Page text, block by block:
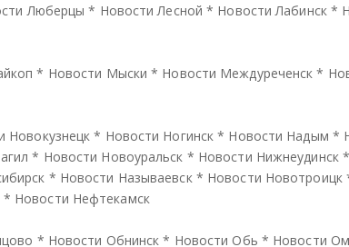
Люберцы * Новости Лесной * Новости Лабинск*
* Новости Мыски * Новости Междуреченск *
Новокузнецк * Новости Ногинск * Новости Надым *
* Новости Новоуральск * Новости Нижнеудинск*
* Новости Называевск* Новости Новотроицк
* Новости Нефтекамск
* Новости Обнинск * Новости Обь * Новости